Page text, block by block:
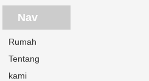
Nav
Rumah
Tentang
kami